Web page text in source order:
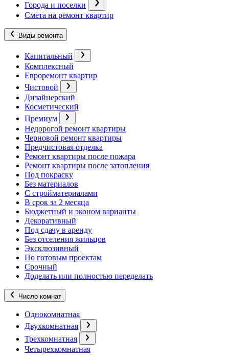
Города и поселки
Смета на ремонт квартир
Виды ремонта
Капитальный
Комплексный
Евроремонт квартир
Чистовой
Дизайнерский
Косметический
Премиум
Недорогой ремонт квартиры
Черновой ремонт квартиры
Предчистовая отделка
Ремонт квартиры после пожара
Ремонт квартиры после затопления
Под покраску
Без материалов
С стройматериалами
В срок за 2 месяца
Бюджетный и эконом варианты
Декоративный
Под сдачу в аренду
Без отселения жильцов
Эксклюзивный
По готовым проектам
Срочный
Доделать или полностью переделать
Число комнат
Однокомнатная
Двухкомнатная
Трехкомнатная
Четырехкомнатная